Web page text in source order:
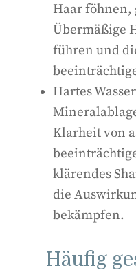
Haar föhnen,
Übermäßige
führen und
Hartes
Klarheit von
klärendes
die
bekämpfen.
Häufig